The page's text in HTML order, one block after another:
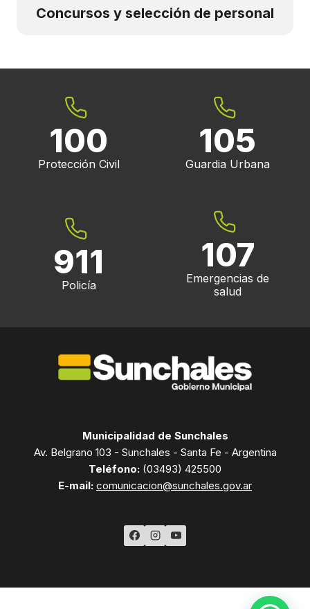
Concursos y selección de personal
100
Protección Civil
105
Guardia Urbana
911
Policía
107
Emergencias de
salud
Municipalidad de Sunchales
Av. Belgrano 103 - Sunchales - Santa Fe - Argentina
Teléfono: (03493) 425500
E-mail: comunicacion@sunchales.gov.ar